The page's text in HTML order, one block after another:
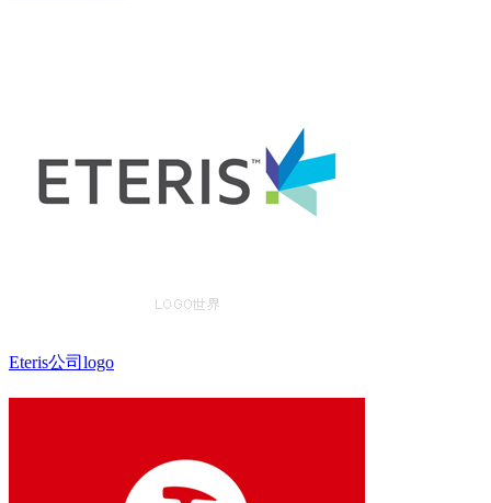
Eteris公司logo